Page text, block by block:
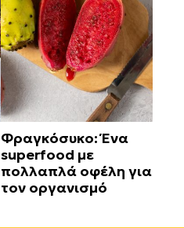
Φραγκόσυκο: Ένα
superfood με
πολλαπλά οφέλη για
τον οργανισμό